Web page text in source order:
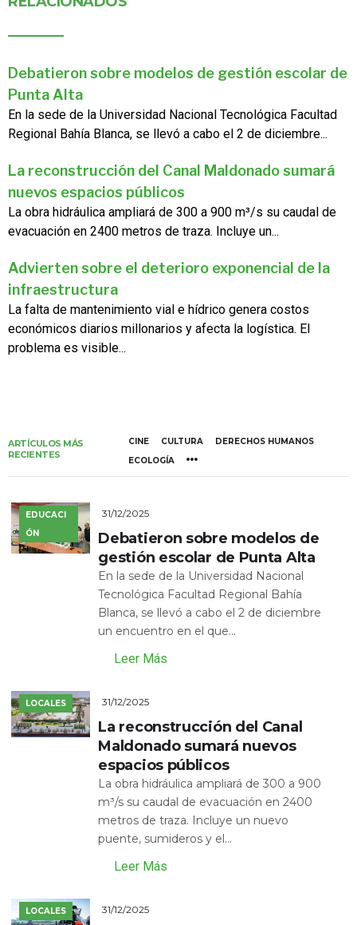
Debatieron sobre modelos de gestión escolar de
Punta Alta
En la sede de la Universidad Nacional Tecnológica Facultad
Regional Bahía Blanca, se llevó a cabo el 2 de diciembre...
La reconstrucción del Canal Maldonado sumará
nuevos espacios públicos
La obra hidráulica ampliará de 300 a 900 m³/s su caudal de
evacuación en 2400 metros de traza. Incluye un...
Advierten sobre el deterioro exponencial de la
infraestructura
La falta de mantenimiento vial e hídrico genera costos
económicos diarios millonarios y afecta la logística. El
problema es visible...
ARTÍCULOS MÁS
RECIENTES
CINE CULTURA
DERECHOS HUMANOS
ECOLOGÍA
EDUCACI
ÓN
31/12/2025
Debatieron sobre modelos de
gestión escolar de Punta Alta
En la sede de la Universidad Nacional
Tecnológica Facultad Regional Bahía
Blanca, se llevó a cabo el 2 de diciembre
un encuentro en el que...
Leer Más
LOCALES 31/12/2025
La reconstrucción del Canal
Maldonado sumará nuevos
espacios públicos
La obra hidráulica ampliará de 300 a 900
m³/s su caudal de evacuación en 2400
metros de traza. Incluye un nuevo
puente, sumideros y el...
Leer Más
LOCALES 31/12/2025